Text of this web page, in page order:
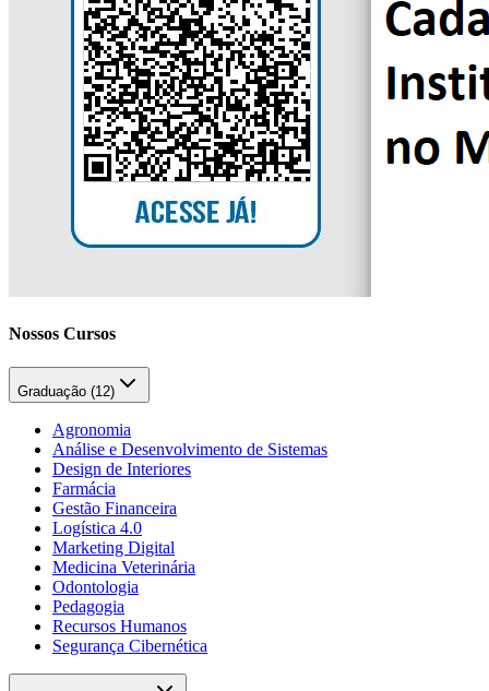
Nossos Cursos
Graduação (12)
Agronomia
Análise e Desenvolvimento de Sistemas
Design de Interiores
Farmácia
Gestão Financeira
Logística 4.0
Marketing Digital
Medicina Veterinária
Odontologia
Pedagogia
Recursos Humanos
Segurança Cibernética